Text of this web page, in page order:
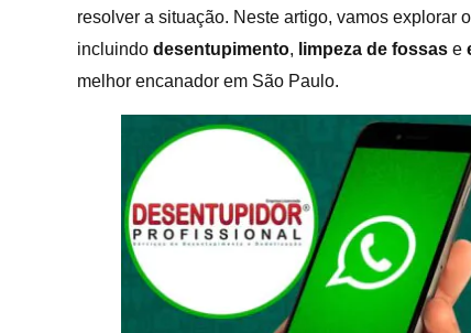
resolver a situação. Neste artigo, vamos explorar
incluindo desentupimento, limpeza de fossas e
melhor encanador em São Paulo.